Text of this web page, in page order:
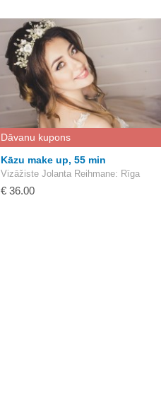
Dāvanu kupons
Kāzu make up, 55 min
Vizāžiste Jolanta Reihmane: Rīga
€ 36.00